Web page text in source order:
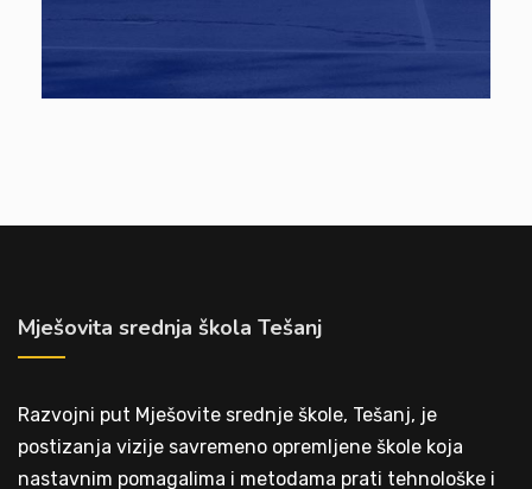
Mješovita srednja škola Tešanj
Razvojni put Mješovite srednje škole, Tešanj, je
postizanja vizije savremeno opremljene škole koja
nastavnim pomagalima i metodama prati tehnološke i